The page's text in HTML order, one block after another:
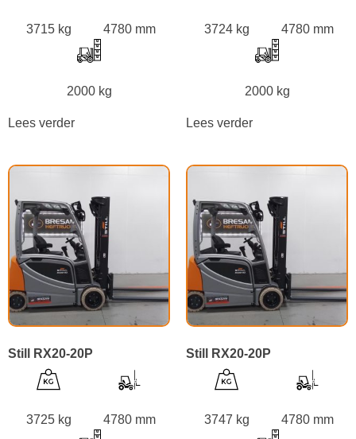
3715 kg 4780 mm
2000 kg
Lees verder
3724 kg 4780 mm
2000 kg
Lees verder
Still RX20-20P
3725 kg 4780 mm
Still RX20-20P
3747 kg 4780 mm